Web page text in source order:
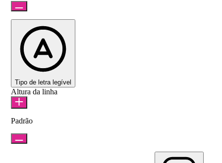
Tipo de letra legível
Altura da linha
Padrão